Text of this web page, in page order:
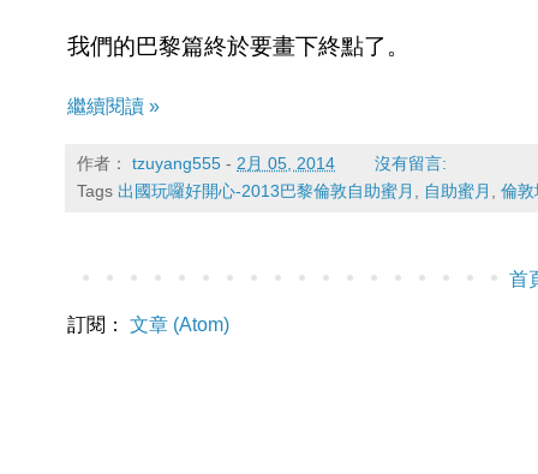
我們的巴黎篇終於要畫下終點了。
繼續閱讀 »
作者： tzuyang555 - 2月 05, 2014
沒有留言:
Tags 出國玩囉好開心-2013巴黎倫敦自助蜜月 自助蜜月 倫敦
首
訂閱： 文章 (Atom)